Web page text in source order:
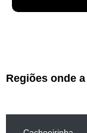
Regiões onde